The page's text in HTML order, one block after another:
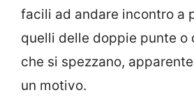
facili ad andare incontro a
quelli delle doppie punte o
che si spezzano,
un motivo.